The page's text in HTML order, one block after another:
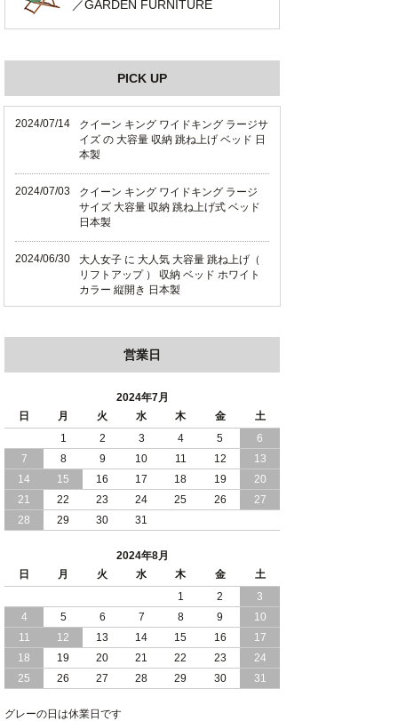
／GARDEN FURNITURE
PICK UP
2024/07/14
クイーン キング ワイドキング ラージサ
イズ の 大容量 収納 跳ね上げ ベッド 日
本製
2024/07/03
クイーン キング ワイドキング ラージ
サイズ 大容量 収納 跳ね上げ式 ベッド
日本製
2024/06/30
大人女子 に 大人気 大容量 跳ね上げ（
リフトアップ ） 収納 ベッド ホワイト
カラー 縦開き 日本製
ワイトカラー 縦開き 日本製
全長190cm ショート丈 コンパクト 大容
量 収納力 の 跳ね上げ （ リフトアップ
） 式 ベッド 横開き 日本製
2024/05/27
日本製 大容量 収納 跳ね上げ式 リフト
アップ 横開き ヘッドボードレス ベッド
組立設置サービス付
2024/05/21
日本製 大容量 収納 跳ね上げ式 リフト
組立設置付
日本製 大容量 収納 跳ね上げ式 （ リフ
トアップ ） ベッド 横開き ヘッドボー
ド 組立設置 付き
2024/04/25
日本製 収納 跳ね上げ式 リフトアップ
ベッド 縦開き ヘッドボード 組立設置サ
営業日
2024年7月
日
月 火 水 木 金
土
1
2 3 4 5
6
7
8 9 10 11 12
13
14
15 16 17 18 19
20
21
22 23 24 25 26
27
28
29 30 31
2024年8月
日
月 火 水 木 金
土
1
2
3
4
5 6 7 8 9
10
11
12 13 14 15 16
17
18
19 20 21 22 23
24
25
26 27 28 29 30 31
グレーの日は休業日です